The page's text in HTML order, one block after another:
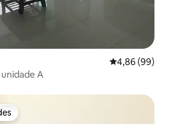
4,86 de uma
4,86 (99)
A